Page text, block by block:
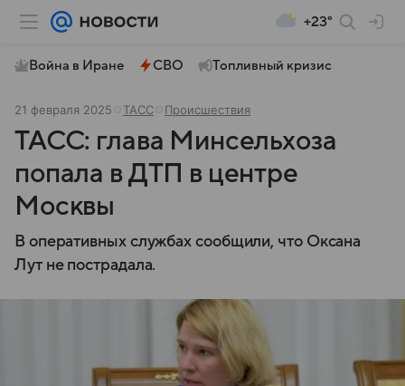
+23°
Война в Иране СВО Топливный кризис
21 февраля 2025 ТАСС Происшествия
ТАСС: глава Минсельхоза
попала в ДТП в центре
Москвы
В оперативных службах сообщили, что Оксана
Лут не пострадала.